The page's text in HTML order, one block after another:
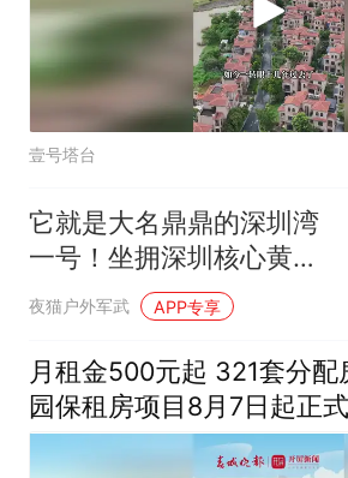
壹号塔台
它就是大名鼎鼎的深圳湾
一号！坐拥深圳核心黄金
地段
夜猫户外军武 APP专享
月租金500元起 321套分配
园保租房项目8月7日起正